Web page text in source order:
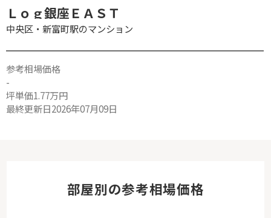
Ｌｏｇ銀座ＥＡＳＴ
中央区・新富町駅のマンション
参考相場価格
-
坪単価1.77万円
最終更新日2026年07月09日
部屋別の参考相場価格